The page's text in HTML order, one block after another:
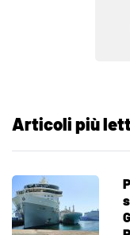
Articoli più